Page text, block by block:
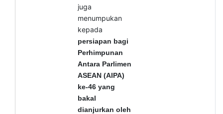
juga
menumpukan
kepada
persiapan bagi
Perhimpunan
Antara Parlimen
ASEAN (AIPA)
ke-46 yang
bakal
dianjurkan oleh